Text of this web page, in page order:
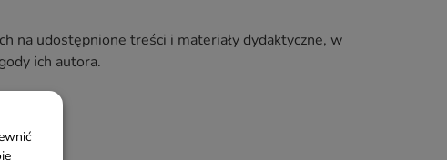
na udostępnione treści i materiały dydaktyczne, w
ich autora.